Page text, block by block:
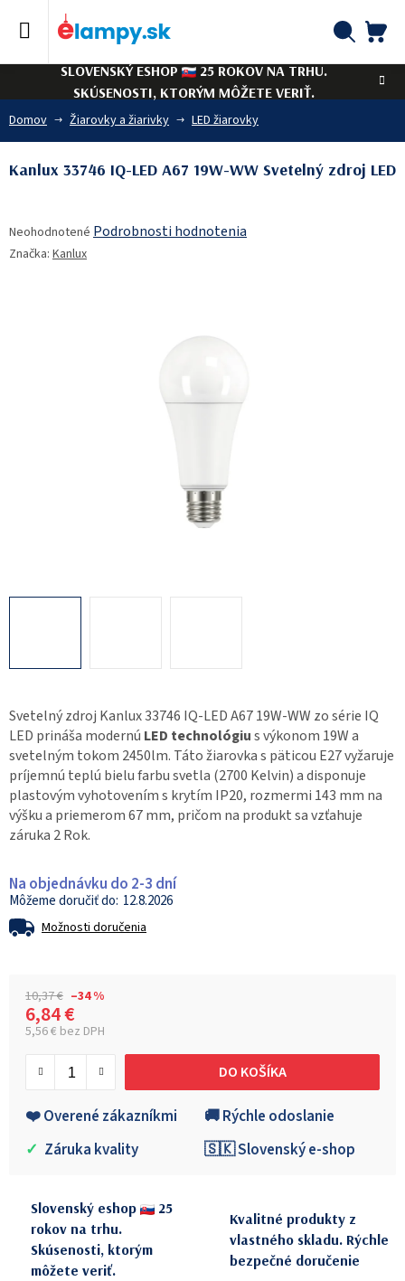
SLOVENSKÝ ESHOP
25 ROKOV NA TRHU.
SKÚSENOSTI, KTORÝM MÔŽETE VERIŤ.
Domov Žiarovky a žiarivky LED žiarovky
Svetelný zdroj Kanlux 33746 IQ-LED A67 19W-WW zo série IQ
LED prináša modernú LED technológius výkonom 19W a
svetelným tokom 2450lm. Táto žiarovka s päticou E27 vyžaruje
príjemnú teplú bielu farbu svetla (2700 Kelvin) a disponuje
plastovým vyhotovením s krytím IP20, rozmermi 143 mm na
výšku a priemerom 67 mm, pričom na produkt sa vzťahuje
záruka 2 Rok.
Na objednávku do 2-3 dní
12.8.2026
Možnosti doručenia
10,37 € –34 %
6,84 €
5,56 € bez DPH
DO KOŠÍKA
❤️ Overené zákazníkmi
🚚 Rýchle odoslanie
✓ Záruka kvality 🇸🇰 Slovenský e-shop
Kanlux 33746 IQ-LED A67 19W-WW Svetelný zdroj LED
hodnotenie
produktu
Neohodnotené Podrobnosti hodnotenia
Značka: Kanlux
Slovenský eshop
25
rokov na trhu.
Skúsenosti, ktorým
môžete veriť.
Kvalitné produkty z
vlastného skladu. Rýchle
bezpečné doručenie